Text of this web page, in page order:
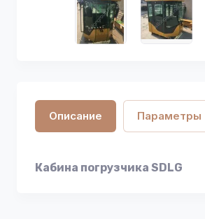
Описание Параметры
Кабина погрузчика SDLG